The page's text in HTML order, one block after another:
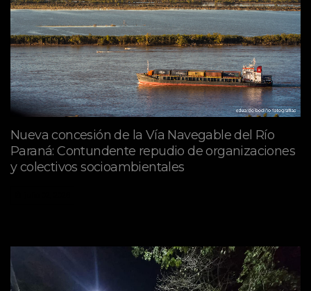
Nueva concesión de la Vía Navegable del Río
Paraná: Contundente repudio de organizaciones
y colectivos socioambientales